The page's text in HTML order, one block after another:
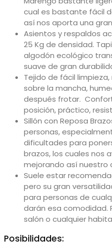
cual es bastante fácil
así nos aporta una
Asientos y respaldos
25 Kg de densidad.
algodón ecológico
suave de gran
Tejido de fácil
sobre la mancha,
después frotar.
posición, práctico,
Sillón con Reposa
personas,
dificultades para
brazos, los cuales nos
mejorando así nuestro
Suele estar
pero su gran
para personas de
darán esa comodidad.
salón o cualquier
Posibilidades: